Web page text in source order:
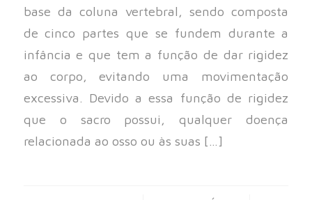
base da coluna vertebral, sendo composta
de cinco partes que se fundem durante a
infância e que tem a função de dar rigidez
ao corpo, evitando uma movimentação
excessiva. Devido a essa função de rigidez
que o sacro possui, qualquer doença
relacionada ao osso ou às suas […]